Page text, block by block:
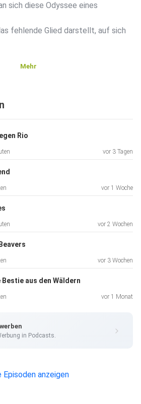
sich diese Odyssee eines
fehlende Glied darstellt, auf sich
Schocker
Hintergründe
Mehr
Rio
vor 3 Tagen
vor 1 Woche
vor 2 Wochen
vor 3 Wochen
Bestie aus den Wäldern
vor 1 Monat
in Podcasts.
Episoden anzeigen